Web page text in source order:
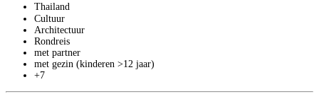
Thailand
Cultuur
Architectuur
Rondreis
met partner
met gezin (kinderen >12 jaar)
+7